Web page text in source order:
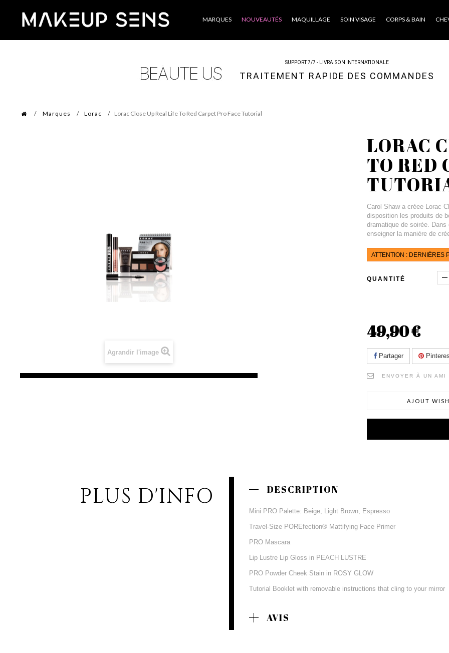
Catégories MARQUES NOUVEAUTÉS MAQUILLAGE SOIN VISAGE CORPS & BAIN
SUPPORT 7/7 - LIVRAISON INTERNATIONALE
TRAITEMENT RAPIDE DES COMMANDES
Marques Lorac Lorac Close Up Real Life To Red Carpet Pro Face Tutorial
Agrandir l'image
LORAC
TO RED
Carol Shaw a créee Lorac
disposition les produits de
dramatique de soirée.
enseigner la manière de
ATTENTION : DERNIÈRES
QUANTITÉ
49,90 €
Partager
ENVOYER À UN AMI
AJOUT
PLUS D'INFO DESCRIPTION
Mini PRO Palette: Beige, Light Brown, Espresso
Travel-Size POREfection® Mattifying Face Primer
PRO Mascara
Lip Lustre Lip Gloss in PEACH LUSTRE
PRO Powder Cheek Stain in ROSY GLOW
Tutorial Booklet with removable instructions that cling to your mirror
AVIS